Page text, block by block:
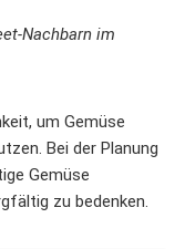
Nachbarn im
um Gemüse
Bei der Planung
Gemüse
zu bedenken.